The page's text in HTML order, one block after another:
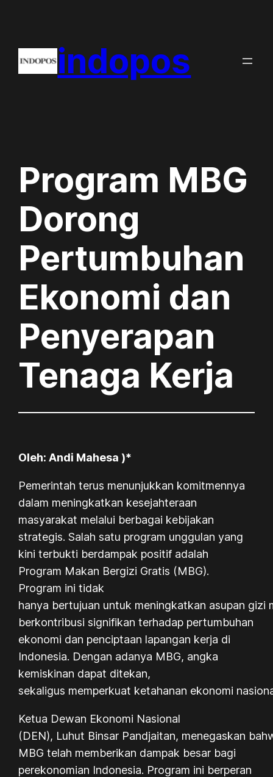
content
indopos
Program MBG
Dorong
Pertumbuhan
Ekonomi dan
Penyerapan
Tenaga Kerja
Oleh: Andi Mahesa )*
Pemerintah terus menunjukkan komitmennya
dalam meningkatkan kesejahteraan
masyarakat melalui berbagai kebijakan
strategis. Salah satu program unggulan yang
kini terbukti berdampak positif adalah
Program Makan Bergizi Gratis (MBG).
Program ini tidak
hanya bertujuan untuk meningkatkan asupan gizi
berkontribusi signifikan terhadap pertumbuhan
ekonomi dan penciptaan lapangan kerja di
Indonesia. Dengan adanya MBG, angka
kemiskinan dapat ditekan,
sekaligus memperkuat ketahanan ekonomi
Ketua Dewan Ekonomi Nasional
(DEN), Luhut Binsar Pandjaitan, menegaskan
MBG telah memberikan dampak besar bagi
perekonomian Indonesia. Program ini berperan